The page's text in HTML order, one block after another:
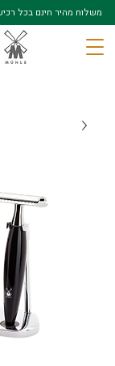
משלוח מהיר חינם בכל רכישה מעל 149 ש"ח (עד